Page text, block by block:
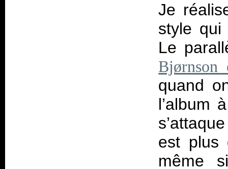
Je
style qui
Le
Bjørnson
quand
l’album
est plus
même